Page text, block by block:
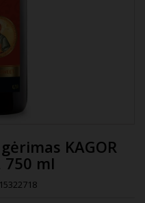
KAGOR
750 ml